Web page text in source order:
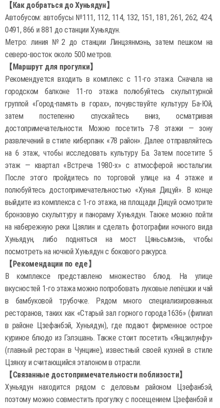
【Как добраться до Хуньядун】
Автобусом: автобусы №111, 112, 114, 132, 151, 181, 261, 262, 424,
0491, 866 и 881 до станции Хуньядун.
Метро: линия №2 до станции Линцзянмэнь, затем пешком на
северо-восток около 500 метров.
【Маршрут для прогулки】
Рекомендуется входить в комплекс с 11-го этажа. Сначала на
городском балконе 11-го этажа полюбуйтесь скульптурной
группой «Город-память в горах», почувствуйте культуру Ба-Юй,
затем постепенно спускайтесь вниз, осматривая
достопримечательности. Можно посетить 7-8 этажи — зону
развлечений в стиле киберпанк «78 район». Далее отправляйтесь
на 6 этаж, чтобы исследовать культуру Ба. Затем посетите 5
этаж — квартал «Встреча 1980-х» с атмосферой ностальгии.
После этого пройдитесь по торговой улице на 4 этаже и
полюбуйтесь достопримечательностью «Хунья Дицуй». В конце
выйдите из комплекса с 1-го этажа, на площади Дицуй осмотрите
бронзовую скульптуру и панораму Хуньядун. Также можно пойти
на набережную реки Цзялин и сделать фотографии ночного вида
Хуньядун, либо подняться на мост Цяньсымэнь, чтобы
посмотреть на ночной Хуньядун с бокового ракурса.
【Рекомендации по еде】
В комплексе представлено множество блюд. На улице
вкусностей 1-го этажа можно попробовать луковые лепёшки и чай
в бамбуковой трубочке. Рядом много специализированных
ресторанов, таких как «Старый зал горного города·1636» (филиал
в районе Цзефанбэй, Хуньядун), где подают фирменное острое
куриное блюдо из Гэлэшань. Также стоит посетить «Янцзилунфу»
(главный ресторан в Чунцине), известный своей кухней в стиле
Цзянху и считающийся эталоном в отрасли.
【Связанные достопримечательности поблизости】
Хуньядун находится рядом с деловым районом Цзефанбэй,
поэтому можно совместить прогулку с посещением Цзефанбэй и